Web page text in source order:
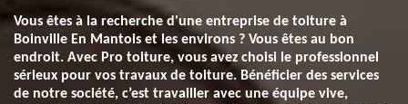
Vous êtes à la recherche d'une entreprise de toiture à
Boinville En Mantois et les environs ? Vous êtes au bon
endroit. Avec Pro toiture, vous avez choisi le professionnel
sérieux pour vos travaux de toiture. Bénéficier des services
de notre société, c’est travailler avec une équipe vive,